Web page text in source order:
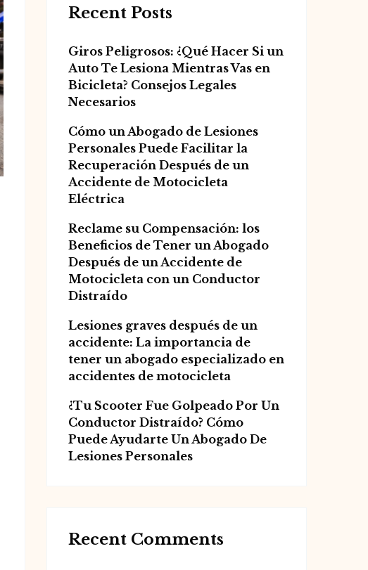
Recent Posts
Giros Peligrosos: ¿Qué Hacer Si un
Auto Te Lesiona Mientras Vas en
Bicicleta? Consejos Legales
Necesarios
Cómo un Abogado de Lesiones
Personales Puede Facilitar la
Recuperación Después de un
Accidente de Motocicleta
Eléctrica
Reclame su Compensación: los
Beneficios de Tener un Abogado
Después de un Accidente de
Motocicleta con un Conductor
Distraído
Lesiones graves después de un
accidente: La importancia de
tener un abogado especializado en
accidentes de motocicleta
¿Tu Scooter Fue Golpeado Por Un
Conductor Distraído? Cómo
Puede Ayudarte Un Abogado De
Lesiones Personales
Recent Comments